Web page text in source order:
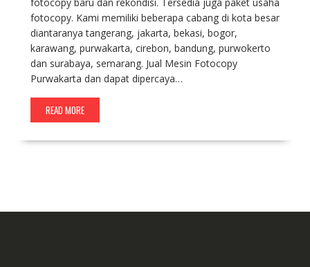
fotocopy. Kami memiliki beberapa cabang di kota besar
diantaranya tangerang, jakarta, bekasi, bogor,
karawang, purwakarta, cirebon, bandung, purwokerto
dan surabaya, semarang. Jual Mesin Fotocopy
Purwakarta dan dapat dipercaya…
READ MORE